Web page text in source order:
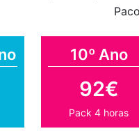
10º Ano
92€
Pack 4 horas